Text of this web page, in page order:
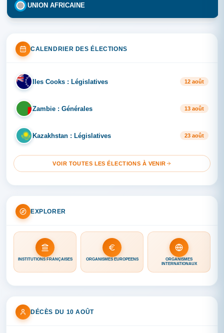
UNION AFRICAINE
CALENDRIER DES ÉLECTIONS
IL Iles Cooks : Législatives 12 août
ZA Zambie : Générales 13 août
KA Kazakhstan : Législatives 23 août
VOIR TOUTES LES ÉLECTIONS À VENIR
EXPLORER
INSTITUTIONS FRANÇAISES ORGANISMES EUROPÉENS
ORGANISMES
INTERNATIONAUX
DÉCÈS DU 10 AOÛT